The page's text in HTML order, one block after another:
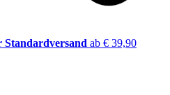
Standardversand ab € 39,90